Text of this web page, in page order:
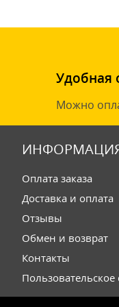
Удобная
Можно
Оплата заказа
Доставка и оплата
Отзывы
Обмен и возврат
Контакты